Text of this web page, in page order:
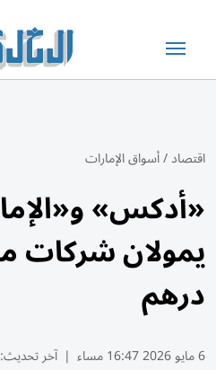
اقتصاد/أسواق الإمارات
«أدكس»
يمولان شركات
درهم
6 مايو 2026 16:47 مساء | آخر تحديث: